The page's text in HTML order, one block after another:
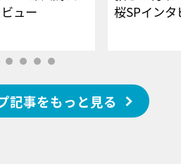
タビュー
桜SPイ
記事をもっと見る